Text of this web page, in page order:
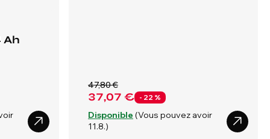
Ah
37,07 € - 22 %
47,80 €
Disponible (Vous pouvez avoir
11.8.)